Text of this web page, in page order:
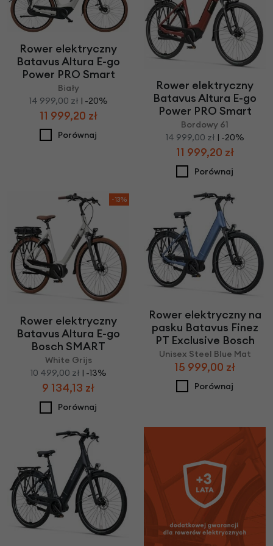
Rower elektryczny
Batavus Altura E-go
Power PRO Smart
Biały
14 999,00 zł | -20%
11 999,20 zł
Porównaj
Rower elektryczny
Batavus Altura E-go
Power PRO Smart
Bordowy 61
14 999,00 zł | -20%
11 999,20 zł
Porównaj
-13%
Rower elektryczny
Batavus Altura E-go
Bosch SMART
White Grijs
10 499,00 zł | -13%
9 134,13 zł
Porównaj
Rower elektryczny na
pasku Batavus Finez
PT Exclusive Bosch
Unisex Steel Blue Mat
15 999,00 zł
Porównaj